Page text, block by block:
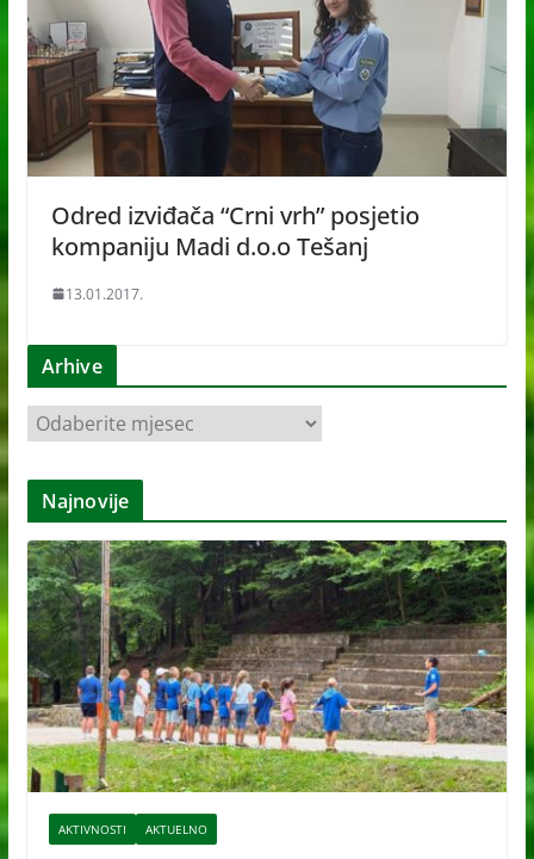
Odred izviđača “Crni vrh” posjetio
kompaniju Madi d.o.o Tešanj
13.01.2017.
Arhive
r
h
v
e
Najnovije
AKTIVNOSTI AKTUELNO